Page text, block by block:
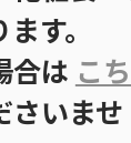
す。
合は こ
さいませ